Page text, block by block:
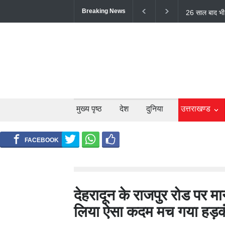
Breaking News
टिहरी में
लोगों की मौत;
मुख्य पृष्ठ देश दुनिया उत्तराखण्ड
देहरादून के राजपुर रोड पर
लिया ऐसा कदम मच गया